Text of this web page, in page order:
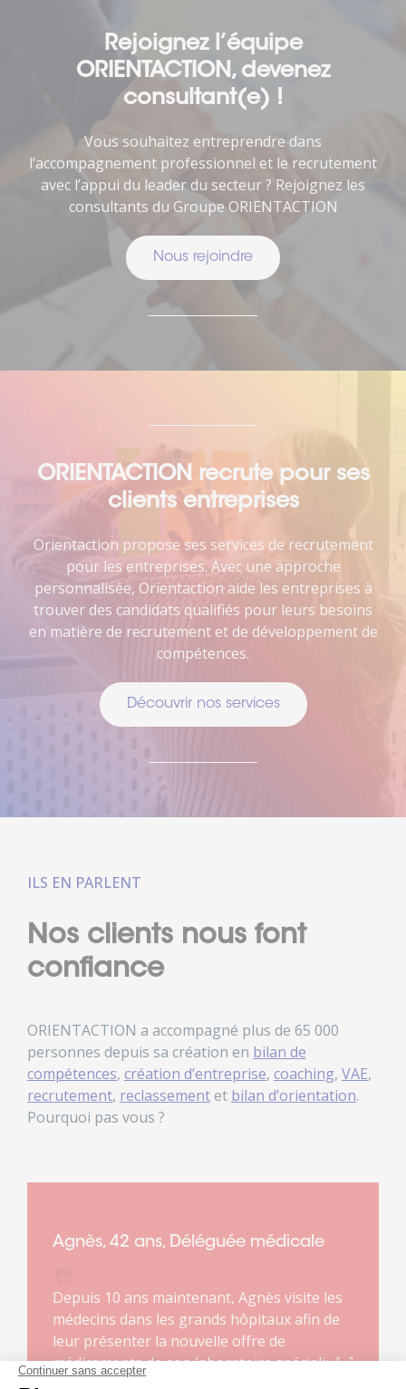
Rejoignez l’équipe
ORIENTACTION, devenez
consultant(e) !
Vous souhaitez entreprendre dans
l’accompagnement professionnel et le recrutement
avec l’appui du leader du secteur ? Rejoignez les
consultants du Groupe ORIENTACTION
Nous rejoindre
ORIENTACTION recrute pour ses
clients entreprises
Orientaction propose ses services de recrutement
pour les entreprises. Avec une approche
personnalisée, Orientaction aide les entreprises à
trouver des candidats qualifiés pour leurs besoins
en matière de recrutement et de développement de
compétences.
Découvrir nos services
ILS EN PARLENT
Nos clients nous font
confiance
ORIENTACTION a accompagné plus de 65 000
personnes depuis sa création en bilan de
compétences, création d’entreprise, coaching, VAE,
recrutement, reclassementet bilan d’orientation.
Pourquoi pas vous ?
Agnès, 42 ans, Déléguée médicale
Depuis 10 ans maintenant, Agnès visite les
médecins dans les grands hôpitaux afin de
leur présenter la nouvelle offre de
médicaments de son laboratoire spécialisé